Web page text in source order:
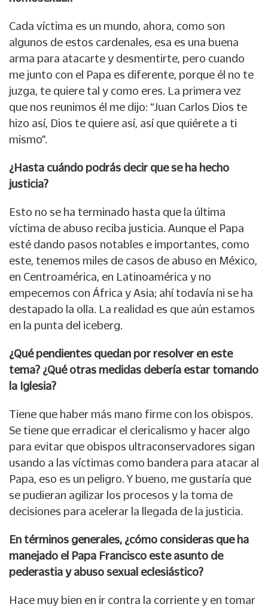
Cada víctima es un mundo, ahora, como son
algunos de estos cardenales, esa es una buena
arma para atacarte y desmentirte, pero cuando
me junto con el Papa es diferente, porque él no te
juzga, te quiere tal y como eres. La primera vez
que nos reunimos él me dijo: “Juan Carlos Dios te
hizo así, Dios te quiere así, así que quiérete a ti
mismo”.
¿Hasta cuándo podrás decir que se ha hecho
justicia?
Esto no se ha terminado hasta que la última
víctima de abuso reciba justicia. Aunque el Papa
esté dando pasos notables e importantes, como
este, tenemos miles de casos de abuso en México,
en Centroamérica, en Latinoamérica y no
empecemos con África y Asia; ahí todavía ni se ha
destapado la olla. La realidad es que aún estamos
en la punta del iceberg.
¿Qué pendientes quedan por resolver en este
tema? ¿Qué otras medidas debería estar tomando
la Iglesia?
Tiene que haber más mano firme con los obispos.
Se tiene que erradicar el clericalismo y hacer algo
para evitar que obispos ultraconservadores sigan
usando a las víctimas como bandera para atacar al
Papa, eso es un peligro. Y bueno, me gustaría que
se pudieran agilizar los procesos y la toma de
decisiones para acelerar la llegada de la justicia.
En términos generales, ¿cómo consideras que ha
manejado el Papa Francisco este asunto de
pederastia y abuso sexual eclesiástico?
Hace muy bien en ir contra la corriente y en tomar